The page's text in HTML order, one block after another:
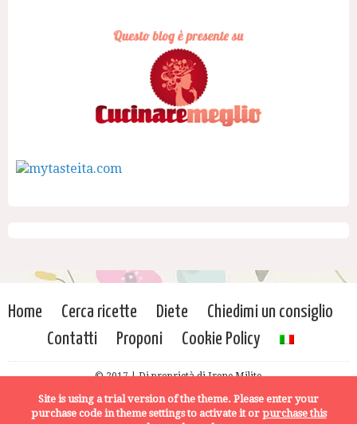
Home Cerca ricette Diete
Chiedimi un consiglio
Contatti
Proponi Cookie Policy
© 2017 | Di proprietà di Irene Milito
Site is using a trial version of the theme. Please enter your
purchase code in theme settings to activate it or purchase this